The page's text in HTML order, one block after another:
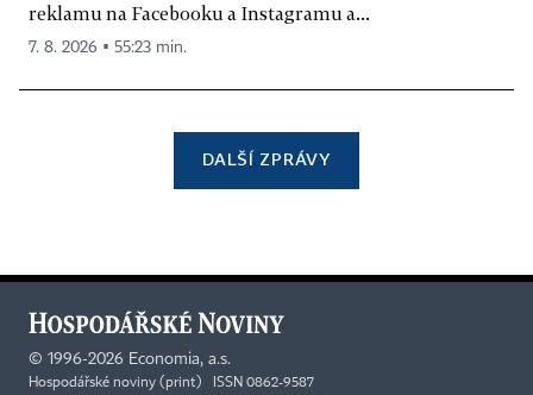
reklamu na Facebooku a Instagramu a...
7. 8. 2026 ▪ 55:23 min.
DALŠÍ ZPRÁVY
© 1996-2026 Economia, a.s.
Hospodářské noviny (print) ISSN 0862-9587